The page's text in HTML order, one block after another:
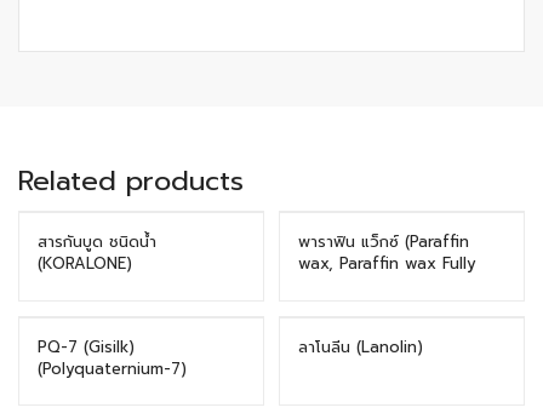
Related products
สารกันบูด ชนิดน้ำ
(KORALONE)
พาราฟิน แว็กซ์ (Paraffin
wax, Paraffin wax Fully
PQ-7 (Gisilk)
(Polyquaternium-7)
ลาโนลีน (Lanolin)